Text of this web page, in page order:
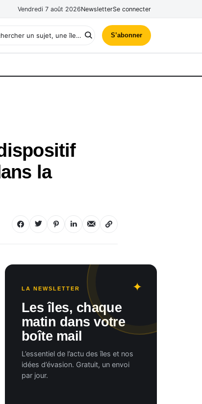
Vendredi 7 août 2026NewsletterSe connecter
S’abonner
la
LA NEWSLETTER
Les îles, chaque
matin dans votre
boîte mail
L’essentiel de l’actu des îles et nos
idées d’évasion. Gratuit, un envoi
par jour.